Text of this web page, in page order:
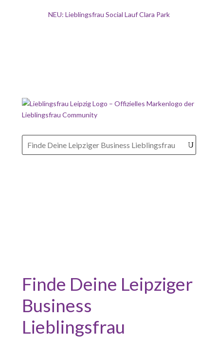
NEU: Lieblingsfrau Social Lauf Clara Park
Finde Deine Leipziger
Business
Lieblingsfrau